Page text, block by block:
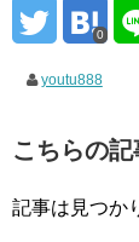
0
youtu888
こちらの
記事は見つか